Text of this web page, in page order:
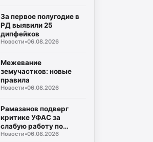
За первое полугодие в
РД выявили 25
дипфейков
Новости•06.08.2026
Межевание
земучастков: новые
правила
Новости•06.08.2026
Рамазанов подверг
критике УФАС за
слабую работу по
снижению цен на
Новости•06.08.2026